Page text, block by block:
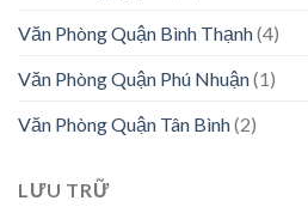
Văn Phòng Quận Bình Thạnh(4)
Văn Phòng Quận Phú Nhuận(1)
Văn Phòng Quận Tân Bình(2)
LƯU TRỮ